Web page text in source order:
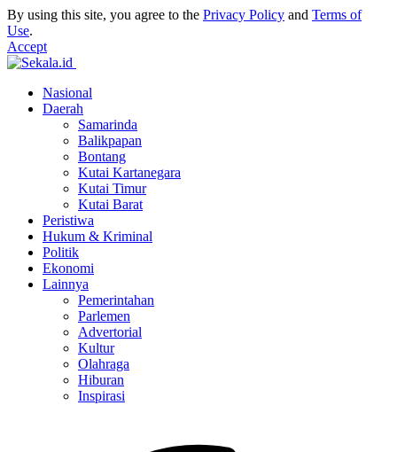
By using this site, you agree to the Privacy Policy and Terms of
Use.
Accept
Nasional
Daerah
Samarinda
Balikpapan
Bontang
Kutai Kartanegara
Kutai Timur
Kutai Barat
Peristiwa
Hukum & Kriminal
Politik
Ekonomi
Lainnya
Pemerintahan
Parlemen
Advertorial
Kultur
Olahraga
Hiburan
Inspirasi